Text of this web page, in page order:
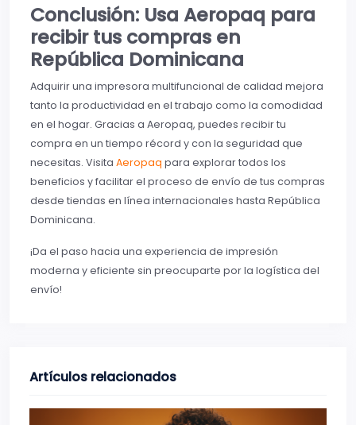
Conclusión: Usa Aeropaq para
recibir tus compras en
República Dominicana
Adquirir una impresora multifuncional de calidad mejora
tanto la productividad en el trabajo como la comodidad
en el hogar. Gracias a Aeropaq, puedes recibir tu
compra en un tiempo récord y con la seguridad que
necesitas. Visita Aeropaq para explorar todos los
beneficios y facilitar el proceso de envío de tus compras
desde tiendas en línea internacionales hasta República
Dominicana.
¡Da el paso hacia una experiencia de impresión
moderna y eficiente sin preocuparte por la logística del
envío!
Artículos relacionados